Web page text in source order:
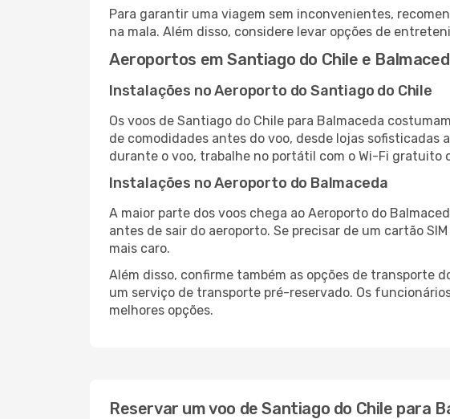
Para garantir uma viagem sem inconvenientes,
na mala. Além disso, considere levar opções de
Aeroportos em Santiago do Chile e
Instalações no Aeroporto do Santiago do Chile
Os voos de Santiago do Chile para Balmaceda
de comodidades antes do voo, desde lojas
durante o voo, trabalhe no portátil com o Wi-Fi gratuito
Instalações no Aeroporto do Balmaceda
A maior parte dos voos chega ao Aeroporto do
antes de sair do aeroporto. Se precisar de um cartão
mais caro.
Além disso, confirme também as opções de transporte
um serviço de transporte pré-reservado. Os
melhores opções.
Reservar um voo de Santiago do Chile para